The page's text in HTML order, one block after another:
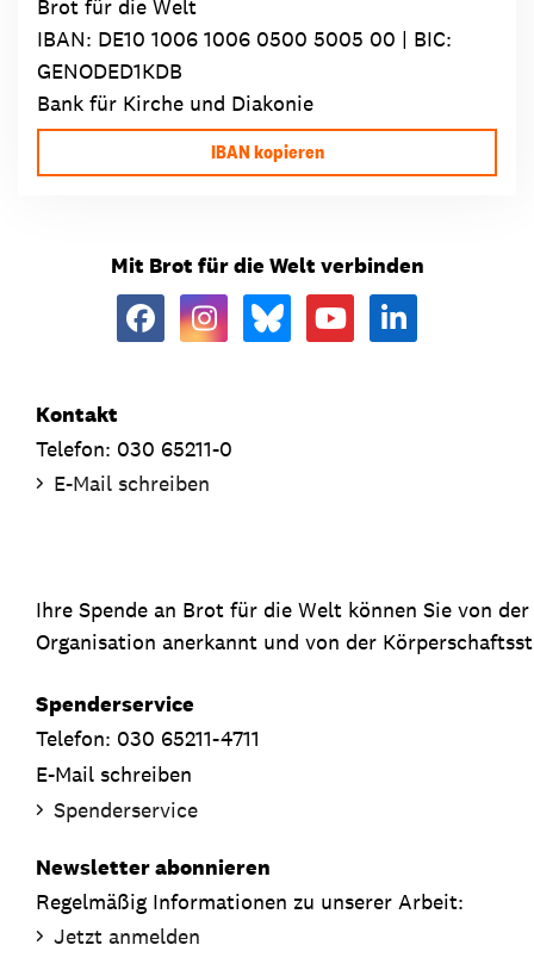
Brot für die Welt
IBAN: DE10 1006 1006 0500 5005 00 | BIC:
GENODED1KDB
Bank für Kirche und Diakonie
IBAN kopieren
Mit Brot für die Welt verbinden
Kontakt
Telefon: 030 65211-0
E-Mail schreiben
Ihre Spende an Brot für die Welt können Sie von
Organisation anerkannt und von der
Spenderservice
Telefon: 030 65211-4711
E-Mail schreiben
Spenderservice
Newsletter abonnieren
Regelmäßig Informationen zu unserer Arbeit:
Jetzt anmelden